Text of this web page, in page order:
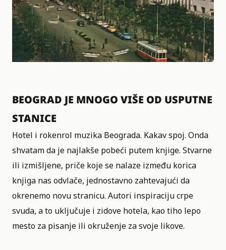
BEOGRAD JE MNOGO VIŠE OD USPUTNE
STANICE
Hotel i rokenrol muzika Beograda. Kakav spoj. Onda
shvatam da je najlakše pobeći putem knjige. Stvarne
ili izmišljene, priče koje se nalaze između korica
knjiga nas odvlače, jednostavno zahtevajući da
okrenemo novu stranicu. Autori inspiraciju crpe
svuda, a to uključuje i zidove hotela, kao tiho lepo
mesto za pisanje ili okruženje za svoje likove.